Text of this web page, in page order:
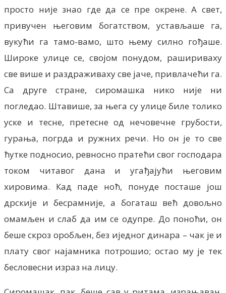
просто није знао где да се пре окрене. А свет,
привучен његовим богатством, устављаше га,
вукући га тамо-вамо, што њему силно гођаше.
Широке улице се, својом понудом, рашириваху
све више и раздраживаху све јаче, привлачећи га.
Са друге стране, сиромашка нико није ни
погледао. Штавише, за њега су улице биле толико
уске и тесне, претесне од нечовечне грубости,
гурања, погрда и ружних речи. Но он је то све
ћутке подносио, ревносно пратећи свог господара
током читавог дана и угађајући његовим
хировима. Кад паде ноћ, понуде посташе још
дрскије и бесрамније, а богаташ већ довољно
омамљен и слаб да им се одупре. До поноћи, он
беше скроз оробљен, без иједног динара – чак је и
плату свог најамника потрошио; остао му је тек
бесловесни израз на лицу.